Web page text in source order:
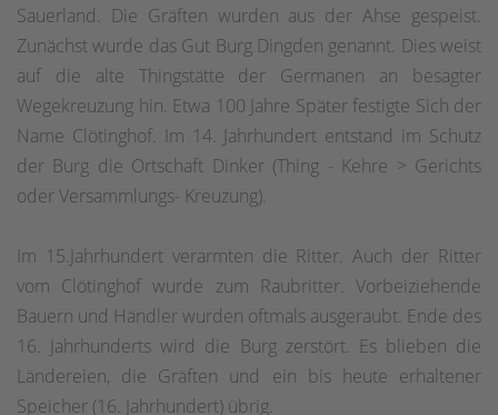
Sauerland. Die Gräften wurden aus der Ahse gespeist.
Zunächst wurde das Gut Burg Dingden genannt. Dies weist
auf die alte Thingstätte der Germanen an besagter
Wegekreuzung hin. Etwa 100 Jahre Später festigte Sich der
Name Clötinghof. Im 14. Jahrhundert entstand im Schutz
der Burg die Ortschaft Dinker (Thing - Kehre > Gerichts
oder Versammlungs- Kreuzung).
Im 15.Jahrhundert verarmten die Ritter. Auch der Ritter
vom Clötinghof wurde zum Raubritter. Vorbeiziehende
Bauern und Händler wurden oftmals ausgeraubt. Ende des
16. Jahrhunderts wird die Burg zerstört. Es blieben die
Ländereien, die Gräften und ein bis heute erhaltener
Speicher (16. Jahrhundert) übrig.